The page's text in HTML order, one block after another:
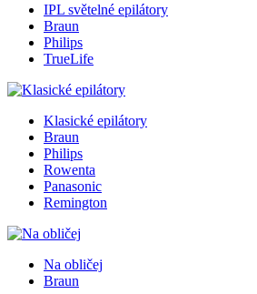
IPL světelné epilátory
Braun
Philips
TrueLife
Klasické epilátory
Braun
Philips
Rowenta
Panasonic
Remington
Na obličej
Braun